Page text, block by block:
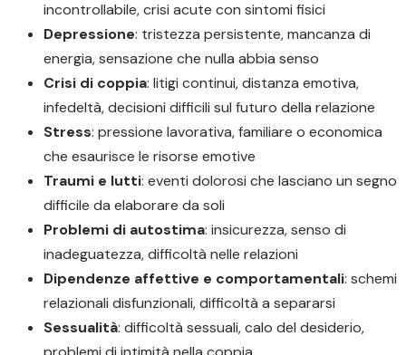
incontrollabile, crisi acute con sintomi fisici
Depressione: tristezza persistente, mancanza di
energia, sensazione che nulla abbia senso
Crisi di coppia: litigi continui, distanza emotiva,
infedeltà, decisioni difficili sul futuro della relazione
Stress: pressione lavorativa, familiare o economica
che esaurisce le risorse emotive
Traumi e lutti: eventi dolorosi che lasciano un segno
difficile da elaborare da soli
Problemi di autostima: insicurezza, senso di
inadeguatezza, difficoltà nelle relazioni
Dipendenze affettive e comportamentali: schemi
relazionali disfunzionali, difficoltà a separarsi
Sessualità: difficoltà sessuali, calo del desiderio,